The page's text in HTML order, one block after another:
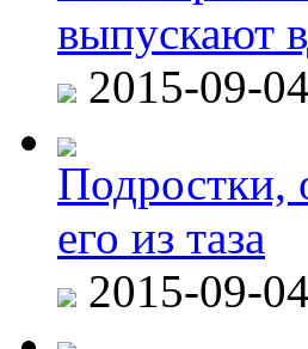
выпускают
2015-09-
Подростки,
его из таза
2015-09-